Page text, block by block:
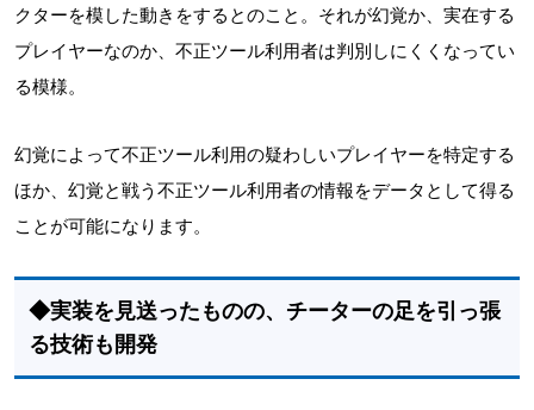
クターを模した動きをするとのこと。それが幻覚か、実在する
プレイヤーなのか、不正ツール利用者は判別しにくくなってい
る模様。
幻覚によって不正ツール利用の疑わしいプレイヤーを特定する
ほか、幻覚と戦う不正ツール利用者の情報をデータとして得る
ことが可能になります。
◆実装を見送ったものの、チーターの足を引っ張
る技術も開発